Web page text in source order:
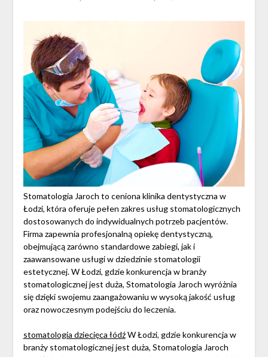
Stomatologia Jaroch to ceniona klinika dentystyczna w
Łodzi, która oferuje pełen zakres usług stomatologicznych
dostosowanych do indywidualnych potrzeb pacjentów.
Firma zapewnia profesjonalną opiekę dentystyczną,
obejmującą zarówno standardowe zabiegi, jak i
zaawansowane usługi w dziedzinie stomatologii
estetycznej. W Łodzi, gdzie konkurencja w branży
stomatologicznej jest duża, Stomatologia Jaroch wyróżnia
się dzięki swojemu zaangażowaniu w wysoką jakość usług
oraz nowoczesnym podejściu do leczenia.
stomatologia dziecięca łódźW Łodzi, gdzie konkurencja w
branży stomatologicznej jest duża, Stomatologia Jaroch